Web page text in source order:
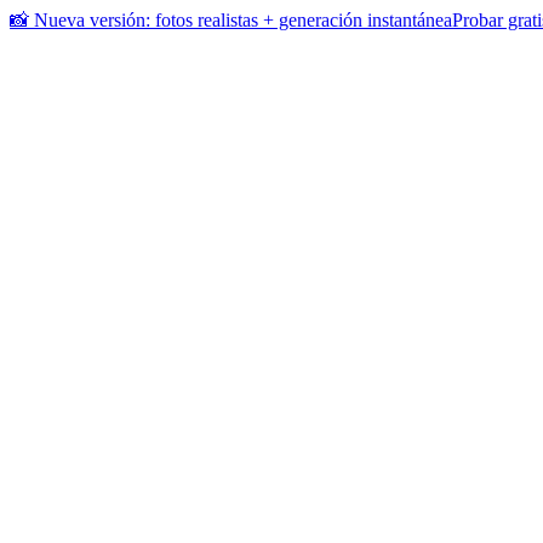
📸 Nueva versión: fotos realistas + generación instantáneaProbar